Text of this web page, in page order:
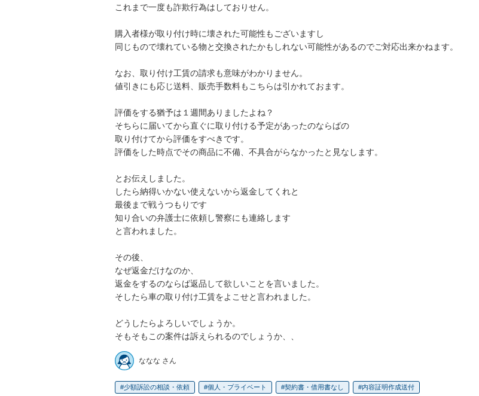
これまで一度も詐欺行為はしておりせん。
購入者様が取り付け時に壊された可能性もございますし
同じもので壊れている物と交換されたかもしれない可能性があるのでご対応出来かねます。
なお、取り付け工賃の請求も意味がわかりません。
値引きにも応じ送料、販売手数料もこちらは引かれておます。
評価をする猶予は１週間ありましたよね？
そちらに届いてから直ぐに取り付ける予定があったのならばの
取り付けてから評価をすべきです。
評価をした時点でその商品に不備、不具合がらなかったと見なします。
とお伝えしました。
したら納得いかない使えないから返金してくれと
最後まで戦うつもりです
知り合いの弁護士に依頼し警察にも連絡します
と言われました。
その後、
なぜ返金だけなのか、
返金をするのならば返品して欲しいことを言いました。
そしたら車の取り付け工賃をよこせと言われました。
どうしたらよろしいでしょうか。
そもそもこの案件は訴えられるのでしょうか、、
ななな さん
少額訴訟の相談・依頼 個人・プライベート 契約書・借用書なし 内容証明作成送付